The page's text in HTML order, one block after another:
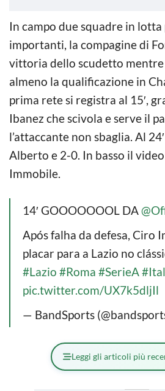
In campo due squadre in
importanti, la compagine di
vittoria dello scudetto
almeno la qualificazione in
prima rete si registra al 15′,
Ibanez che scivola e serve il
l’attaccante non sbaglia. Al
Alberto e 2-0. In basso il
Immobile.
14′ GOOOOOOOL DA
Após falha da defesa, Ciro
placar para a Lazio no
#Lazio #Roma #SerieA
pic.twitter.com/UX7k5dljIl
— BandSports
Leggi gli articoli più